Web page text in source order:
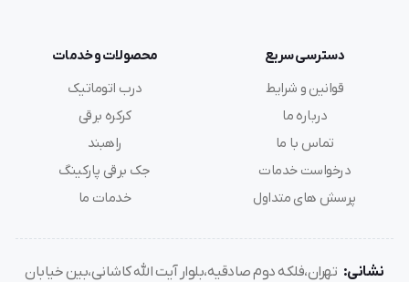
دسترسی سریع
قوانین و شرایط
درباره ما
تماس با ما
درخواست خدمات
پرسش های متداول
محصولات و خدمات
درب اتوماتیک
کرکره برقی
راهبند
جک برقی پارکینگ
خدمات ما
نشانی: تهران،فلکه دوم صادقیه،بلوار آیت الله کاشانی،بین خیابان